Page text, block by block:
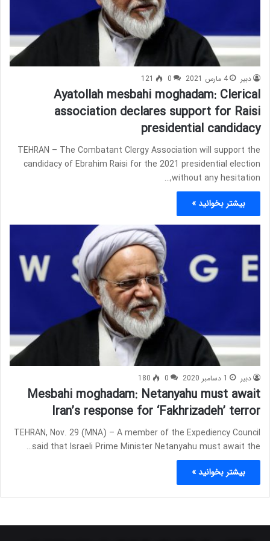
دبیر 4 مارس 2021 0
121
Ayatollah mesbahi moghadam: Clerical
association declares support for Raisi
presidential candidacy
TEHRAN – The Combatant Clergy Association will support the
candidacy of Ebrahim Raisi for the 2021 presidential election
without any hesitation,…
بیشتر بخوانید »
دبیر 1 دسامبر 2020 0
180
Mesbahi moghadam: Netanyahu must await
Iran’s response for ‘Fakhrizadeh’ terror
TEHRAN, Nov. 29 (MNA) – A member of the Expediency Council
said that Israeli Prime Minister Netanyahu must await the…
بیشتر بخوانید »